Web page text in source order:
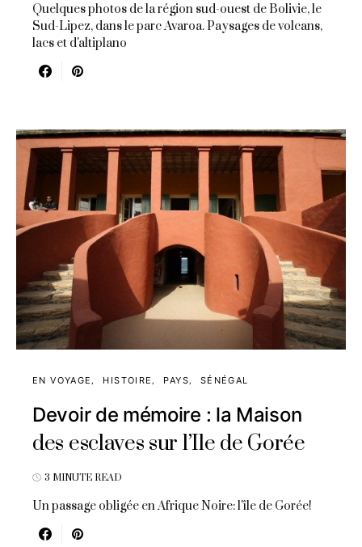
Quelques photos de la région sud-ouest de Bolivie, le
Sud-Lipez, dans le parc Avaroa. Paysages de volcans,
lacs et d'altiplano
EN VOYAGE HISTOIRE PAYS SÉNÉGAL
Devoir de mémoire : la Maison
des esclaves sur l’Ile de Gorée
3 MINUTE READ
Un passage obligée en Afrique Noire: l'île de Gorée!